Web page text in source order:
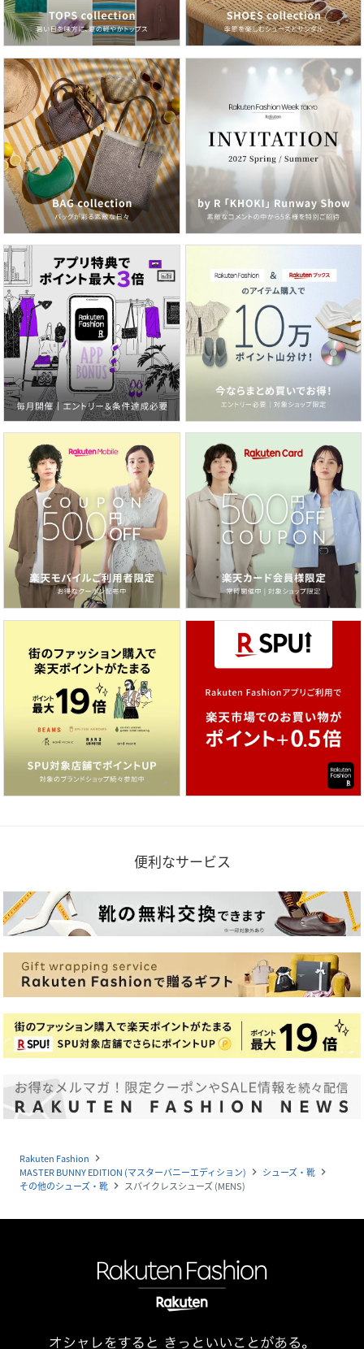
便利なサービス
Rakuten Fashion navigate_next
MASTER BUNNY EDITION (マスターバニーエディション) navigate_next シューズ・靴 navigate_next
その他のシューズ・靴 navigate_next スパイクレスシューズ (MENS)